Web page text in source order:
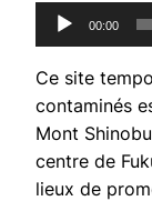
Lecteur
audio
00:00
Ce site
contaminés
Mont
centre de
lieux de